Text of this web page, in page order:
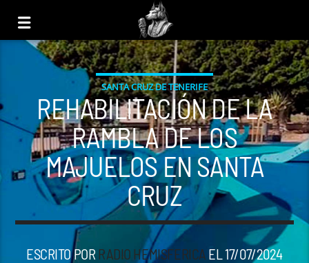
SANTA CRUZ DE TENERIFE
REHABILITACIÓN DE LA
RAMBLA DE LOS
MAJUELOS EN SANTA
CRUZ
ESCRITO POR RADIO HEMISFERICA EL 17/07/2024